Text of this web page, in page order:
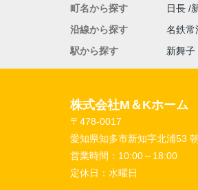
町名から探す
日長
沿線から探す
名鉄常
駅から探す
新舞子
株式会社M＆Kホーム
〒478-0017
愛知県知多市新知字北浦53
営業時間： 10:00～18:00
定休日： 水曜日